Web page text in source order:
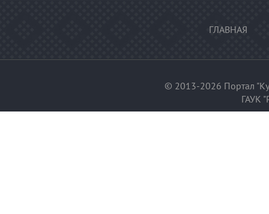
ГЛАВНАЯ
© 2013-2026 Портал
ГАУК